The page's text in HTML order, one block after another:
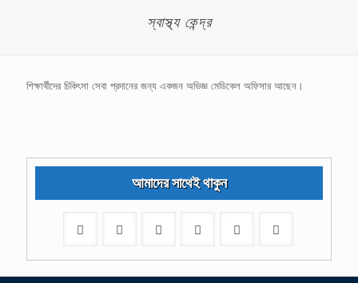
স্বাস্থ্য কেন্দ্র
শিক্ষার্থীদের চিকিৎসা সেবা প্রদানের জন্য একজন অভিজ্ঞ মেডিকেল অফিসার আছেন।
আমাদের সাথেই থাকুন